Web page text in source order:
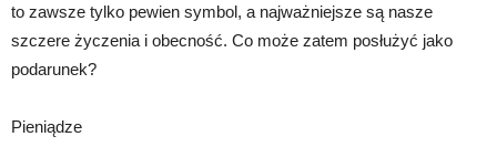
to zawsze tylko pewien symbol, a najważniejsze są nasze
szczere życzenia i obecność. Co może zatem posłużyć jako
podarunek?
Pieniądze